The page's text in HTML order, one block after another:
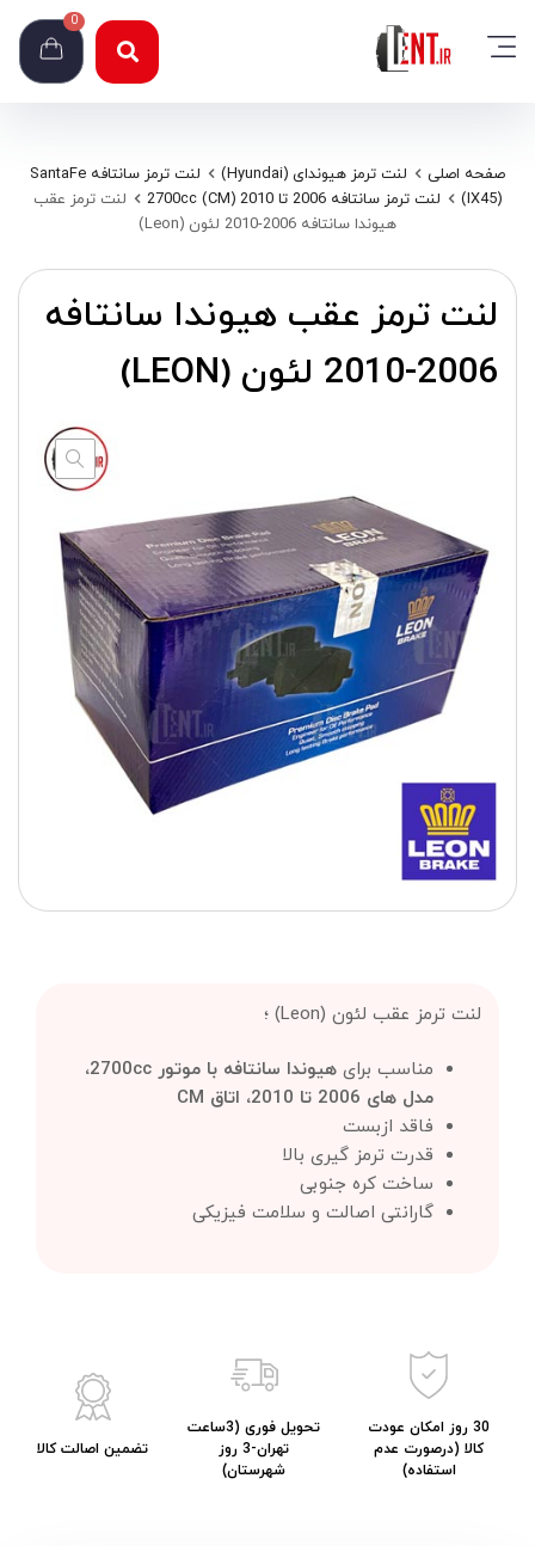
0
صفحه اصلی لنت ترمز هیوندای (Hyundai)
لنت ترمز سانتافه SantaFe
(IX45)
لنت ترمز سانتافه 2006 تا 2010 (CM) 2700cc
لنت ترمز عقب
هیوندا سانتافه 2006-2010 لئون (Leon)
لنت ترمز عقب هیوندا سانتافه
2006-2010 لئون (LEON)
لنت ترمز عقب لئون (Leon) ؛
مناسب برای
هیوندا سانتافه با موتور 2700cc،
مدل های 2006 تا 2010، اتاق CM
فاقد ازبست
قدرت ترمز گیری بالا
ساخت کره جنوبی
گارانتی اصالت و سلامت فیزیکی
30 روز امکان عودت
کالا (درصورت عدم
استفاده)
تحویل فوری (3ساعت
تهران-3 روز
شهرستان)
تضمین اصالت کالا